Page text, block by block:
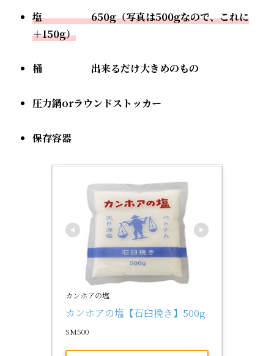
塩 650g（写真は500gなので、これに
＋150g）
桶 出来るだけ大きめのもの
圧力鍋orラウンドストッカー
保存容器
カンホアの塩
カンホアの塩【石臼挽き】500g
SM500